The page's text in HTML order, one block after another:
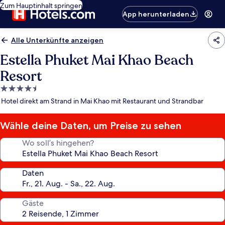
Zum Hauptinhalt springen
App herunterladen
Alle Unterkünfte anzeigen
Estella Phuket Mai Khao Beach
Resort
4.5-
Sterne-
Hotel direkt am Strand in Mai Khao mit Restaurant und Strandbar
Wähle deine Daten, um Preise zu sehen
Wo soll’s hingehen?
Daten
Gäste